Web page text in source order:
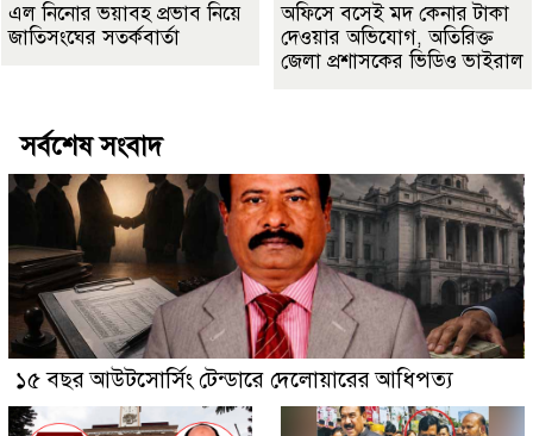
এল নিনোর ভয়াবহ প্রভাব নিয়ে
জাতিসংঘের সতর্কবার্তা
অফিসে বসেই মদ কেনার টাকা
দেওয়ার অভিযোগ, অতিরিক্ত
জেলা প্রশাসকের ভিডিও ভাইরাল
সর্বশেষ সংবাদ
১৫ বছর আউটসোর্সিং টেন্ডারে দেলোয়ারের আধিপত্য